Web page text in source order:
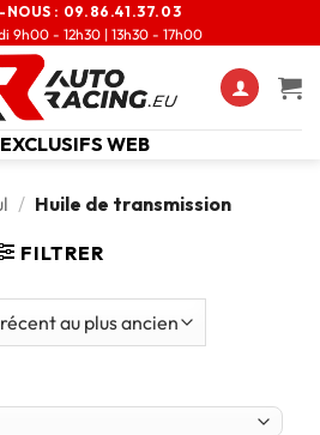
: 09.86.41.37.03
9h00 - 12h30 | 13h30 - 17h00
WEB
/ Huile de transmission
FILTRER